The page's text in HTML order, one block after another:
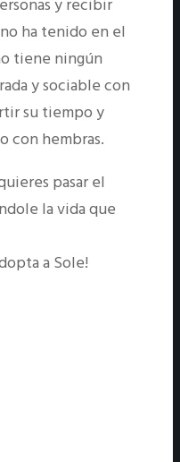
y recibir
ha tenido en el
tiene ningún
y sociable con
su tiempo y
con hembras.
pasar el
la vida que
a Sole!